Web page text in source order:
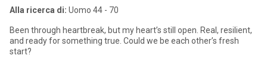
Alla ricerca di: Uomo 44 - 70
Been through heartbreak, but my heart’s still open. Real, resilient,
and ready for something true. Could we be each other’s fresh
start?